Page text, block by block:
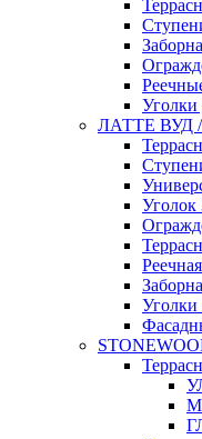
Уголки
ЛАТТЕ ВУД /
Уголок
Уголки